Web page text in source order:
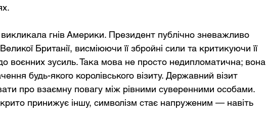
гнів Америки. Президент публічно зневажливо
Британії, висміюючи її збройні сили та критикуючи її
воєнних зусиль. Така мова не просто недипломатична; вона
будь-якого королівського візиту. Державний візит
про взаємну повагу між рівними суверенними особами.
принижує іншу, символізм стає напруженим — навіть